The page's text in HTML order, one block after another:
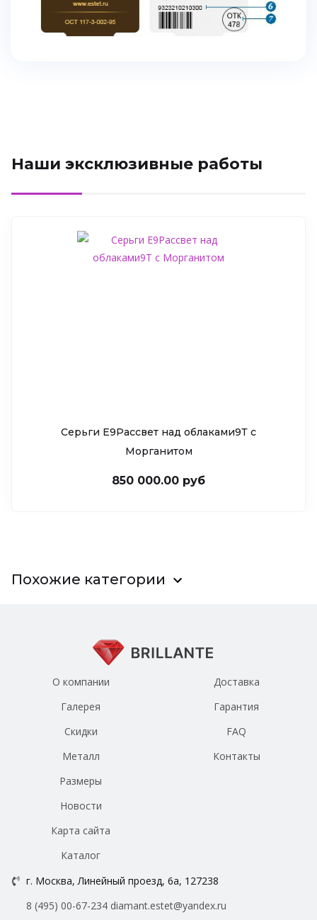
Наши эксклюзивные работы
Серьги Е9Рассвет над облаками9Т c
Морганитом
850 000.00 руб
Похожие категории
О компании
Галерея
Скидки
Металл
Размеры
Новости
Доставка
Гарантия
FAQ
Контакты
Карта сайта
Каталог
г. Москва, Линейный проезд, 6а, 127238
8 (495) 00-67-234 diamant.estet@yandex.ru